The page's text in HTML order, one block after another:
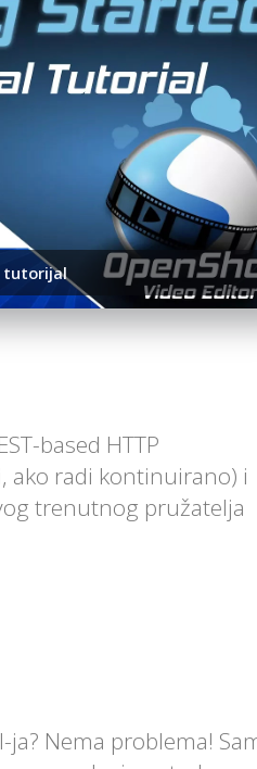
tutorijal
based HTTP
ako radi kontinuirano) i
trenutnog pružatelja
Nema problema!